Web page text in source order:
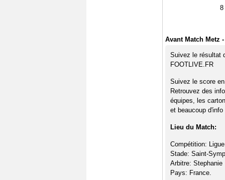
8
Avant Match Metz
Suivez le résultat
FOOTLIVE.FR
Suivez le score
Retrouvez des
équipes, les
et beaucoup
Lieu du Match:
Compétition:
Stade: Saint-
Arbitre: Stephanie
Pays: France.